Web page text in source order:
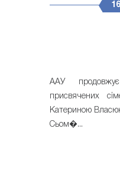
ААУ
присвячених
Катериною
Сьом�...